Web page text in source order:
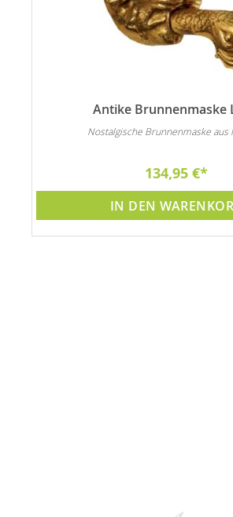
Antike Brunnenmaske
Nostalgische Brunnenmaske aus
134,95 €
IN DEN